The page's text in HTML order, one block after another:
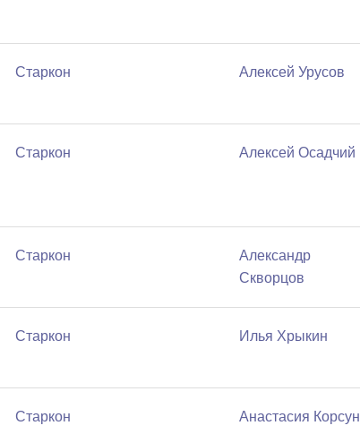
Старкон Алексей Урусов
Старкон Алексей Осадчий
Старкон
Александр
Скворцов
Старкон Илья Хрыкин
Старкон Анастасия Корсун